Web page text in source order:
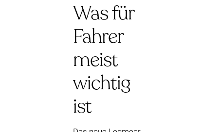
Was für
Fahrer
meist
wichtig
ist